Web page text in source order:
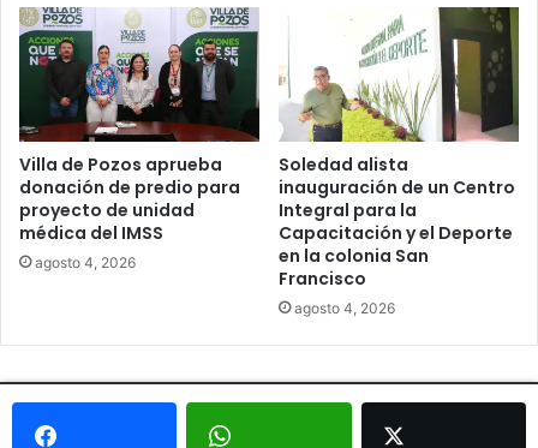
Villa de Pozos aprueba
donación de predio para
proyecto de unidad
médica del IMSS
agosto 4, 2026
Soledad alista
inauguración de un Centro
Integral para la
Capacitación y el Deporte
en la colonia San
Francisco
agosto 4, 2026
© Copyright 2026, Todos los derechos reservados - Metrópoli